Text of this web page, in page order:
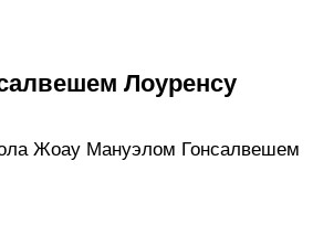
Лоуренсу
Жоау Мануэлом Гонсалвешем